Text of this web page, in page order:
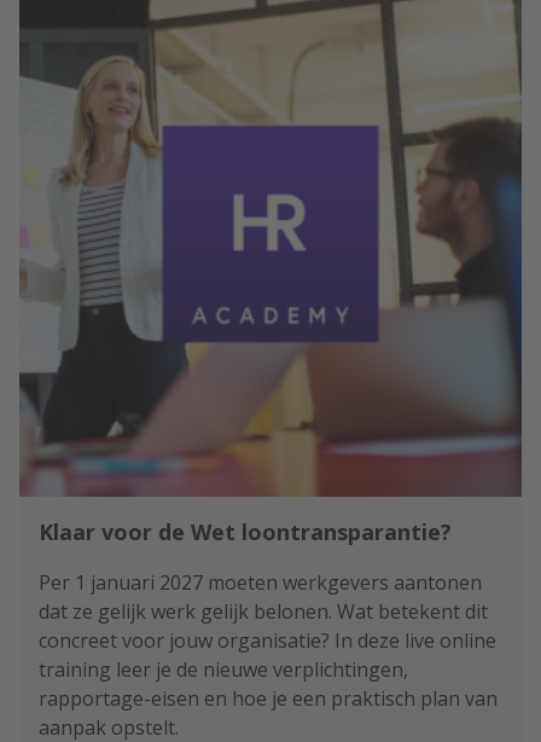
Klaar voor de Wet loontransparantie?
Per 1 januari 2027 moeten werkgevers aantonen
dat ze gelijk werk gelijk belonen. Wat betekent dit
concreet voor jouw organisatie? In deze live online
training leer je de nieuwe verplichtingen,
rapportage-eisen en hoe je een praktisch plan van
aanpak opstelt.